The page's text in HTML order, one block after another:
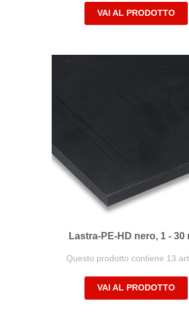
VAI AL PRODOTTO
Lastra-PE-HD nero, 1 - 30
Questo prodotto contiene 13
VAI AL PRODOTTO